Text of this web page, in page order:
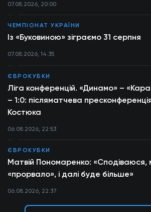
07.08.2026, 20:00
ЧЕМПІОНАТ УКРАЇНИ
Із «Буковиною» зіграємо 31 серпня
07.08.2026, 14:35
ЄВРОКУБКИ
Ліга конференцій. «Динамо» –
– 1:0: післяматчева
Костюка
06.08.2026, 22:53
ЄВРОКУБКИ
Матвій Пономаренко: «Сподіваюся,
«прорвало», і далі буде більше»
06.08.2026, 22:37